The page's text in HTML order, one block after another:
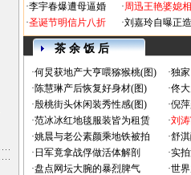
·李宇春爆遭母逼婚
·圣诞节明信片八折
·周迅王艳婆媳
·刘嘉玲自曝正
茶 余 饭 后
·何炅获地产大亨喂猕猴桃(图) ·独
·陈慧琳产后恢复好身材(图) ·佟
·殷桃街头休闲装秀性感(图) ·倪
·范冰冰红地毯服装皆为租赁 ·刘
·姚晨与老公素颜乘地铁被拍 ·舒
· 日军竟拿战俘做活体解剖 ·实
·盘点网坛大腕的暴烈脾气 ·世